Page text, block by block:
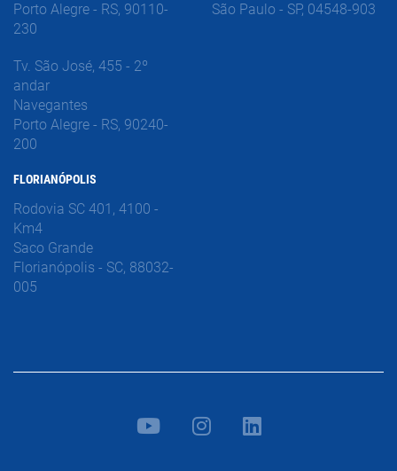
Porto Alegre - RS, 90110-
230
Tv. São José, 455 - 2º
andar
Navegantes
Porto Alegre - RS, 90240-
200
FLORIANÓPOLIS
Rodovia SC 401, 4100 -
Km4
Saco Grande
Florianópolis - SC, 88032-
005
São Paulo - SP, 04548-903